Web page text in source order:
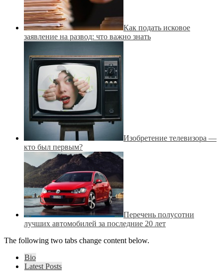
Как подать исковое
заявление на развод: что важно знать
Изобретение телевизора —
кто был первым?
Перечень полусотни
лучших автомобилей за последние 20 лет
The following two tabs change content below.
Bio
Latest Posts